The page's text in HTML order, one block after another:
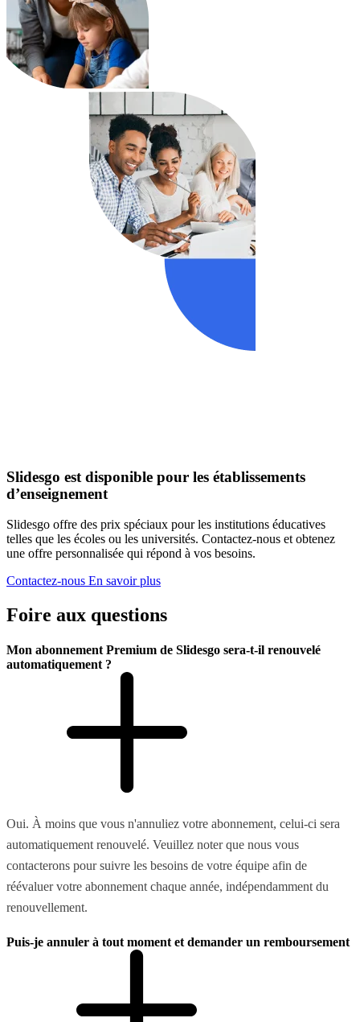
Slidesgo est disponible pour les établissements
d’enseignement
Slidesgo offre des prix spéciaux pour les institutions éducatives
telles que les écoles ou les universités. Contactez-nous et obtenez
une offre personnalisée qui répond à vos besoins.
Contactez-nous En savoir plus
Foire aux questions
Mon abonnement Premium de Slidesgo sera-t-il renouvelé
automatiquement ?
Oui. À moins que vous n'annuliez votre abonnement, celui-ci sera
automatiquement renouvelé. Veuillez noter que nous vous
contacterons pour suivre les besoins de votre équipe afin de
réévaluer votre abonnement chaque année, indépendamment du
renouvellement.
Puis-je annuler à tout moment et demander un remboursement